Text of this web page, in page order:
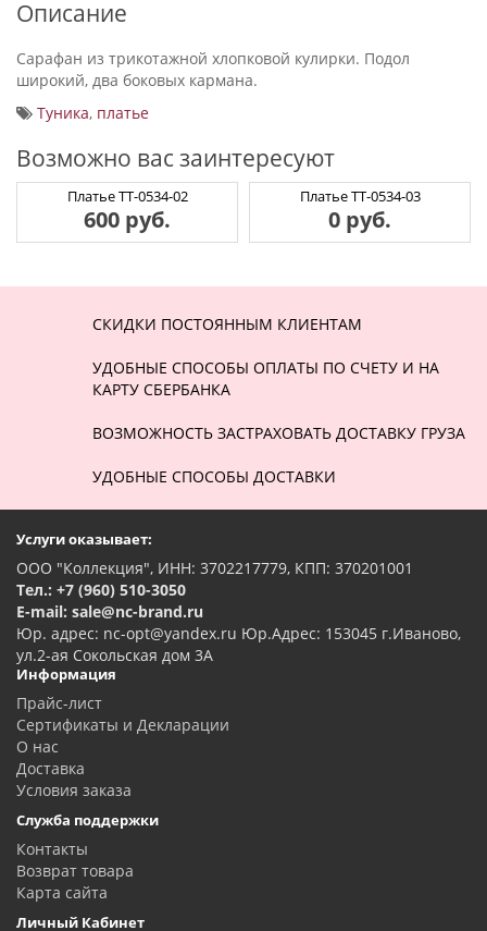
Описание
Сарафан из трикотажной хлопковой кулирки. Подол
широкий, два боковых кармана.
Туника, платье
Возможно вас заинтересуют
Платье ТТ-0534-02
600 руб.
Платье ТТ-0534-03
0 руб.
СКИДКИ ПОСТОЯННЫМ КЛИЕНТАМ
УДОБНЫЕ СПОСОБЫ ОПЛАТЫ ПО СЧЕТУ И НА
КАРТУ СБЕРБАНКА
ВОЗМОЖНОСТЬ ЗАСТРАХОВАТЬ ДОСТАВКУ ГРУЗА
УДОБНЫЕ СПОСОБЫ ДОСТАВКИ
Услуги оказывает:
ООО "Коллекция", ИНН: 3702217779, КПП: 370201001
Тел.: +7 (960) 510-3050
E-mail: sale@nc-brand.ru
Юр. адрес: nc-opt@yandex.ru Юр.Адрес: 153045 г.Иваново,
ул.2-ая Сокольская дом 3А
Информация
Прайс-лист
Сертификаты и Декларации
О нас
Доставка
Условия заказа
Служба поддержки
Контакты
Возврат товара
Карта сайта
Личный Кабинет